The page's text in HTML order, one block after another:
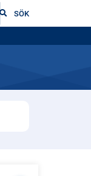
SÖK